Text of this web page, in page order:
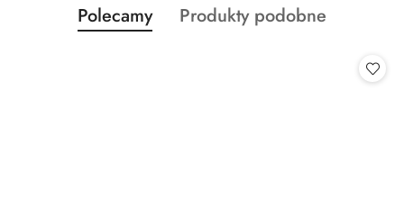
Pomiń karuzelę produktów
Produkty
o
Polecamy
Produkty
Produkty podobne